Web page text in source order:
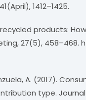
1412–1425.
recycled products:
27(5), 458–468.
A. (2017).
type.